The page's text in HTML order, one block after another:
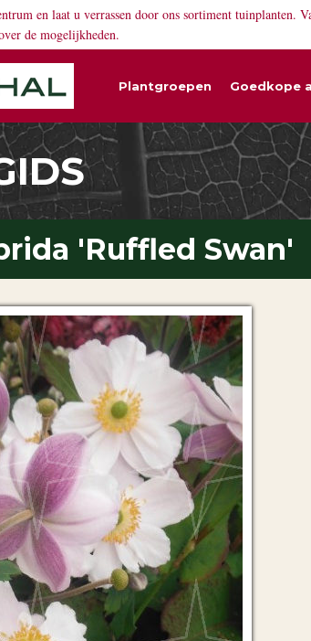
en laat u verrassen door ons sortiment tuinplanten.
de mogelijkheden.
Plantgroepen Goedkope
'Ruffled Swan'